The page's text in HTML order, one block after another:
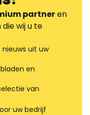
partneren
wij u te
uit uw
en
van
uw bedrijf